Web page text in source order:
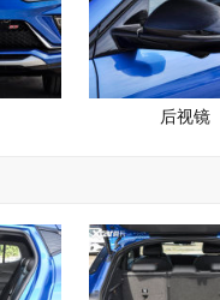
后视镜